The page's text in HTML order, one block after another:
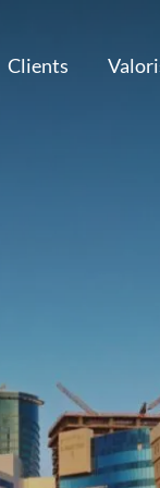
Clients